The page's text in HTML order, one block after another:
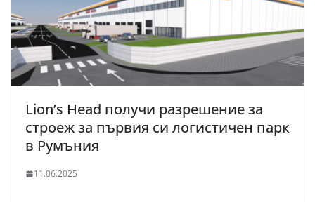
Lion’s Head получи разрешение за
строеж за първия си логистичен парк
в Румъния
11.06.2025